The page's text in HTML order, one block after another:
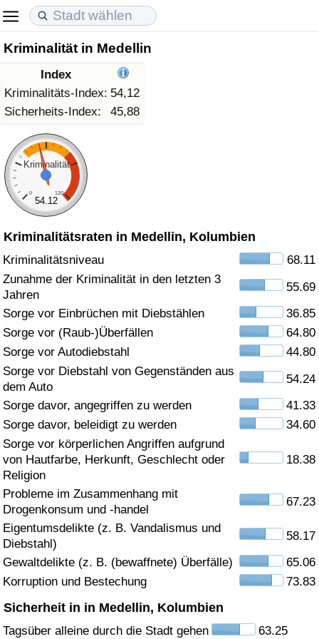
Kriminalität in Medellin
Index
Kriminalitäts-Index: 54,12
Sicherheits-Index:
45,88
Kriminalität
0 120
54.12
Kriminalitätsraten in Medellin, Kolumbien
Kriminalitätsniveau
68.11
Zunahme der Kriminalität in den letzten 3
Jahren
55.69
Sorge vor Einbrüchen mit Diebstählen
36.85
Sorge vor (Raub-)Überfällen
64.80
Sorge vor Autodiebstahl
44.80
Sorge vor Diebstahl von Gegenständen aus
dem Auto
54.24
Sorge davor, angegriffen zu werden
41.33
Sorge davor, beleidigt zu werden
34.60
Sorge vor körperlichen Angriffen aufgrund
von Hautfarbe, Herkunft, Geschlecht oder
Religion
18.38
Probleme im Zusammenhang mit
Drogenkonsum und -handel
67.23
Eigentumsdelikte (z. B. Vandalismus und
Diebstahl)
58.17
Gewaltdelikte (z. B. (bewaffnete) Überfälle)
65.06
Korruption und Bestechung
73.83
Sicherheit in in Medellin, Kolumbien
Tagsüber alleine durch die Stadt gehen 63.25
Lebenshaltungskosten
Lebenshaltungskosten-Index (aktuell)
Lebenshaltungskosten-Index
Lebenshaltungskosten-Index nach Land
in Akaba
Immobilienpreise
Immobilienpreis-Index (aktuell)
Immobilienpreis-Index
Immobilienpreis-Index nach Land
Lebensqualität
Lebensqualität-Index
Lebensqualität-Index (aktuell)
Lebensqualitätsindex nach Land
Kriminalität
Kriminalitäts-Index (aktuell)
Kriminalitäts-Index
Kriminalitätsindex nach Land
Gesundheitsversorgung
Gesundheitsversorgungs-Index (aktuell)
Gesundheitsversorgungs-Index
Gesundheitsversorgungs-Index nach Land
Umweltverschmutzung
Umweltverschmutzungs-Index (aktuell)
Verschmutzungsindex
Umweltverschmutzungs-Index nach Land
Verkehr